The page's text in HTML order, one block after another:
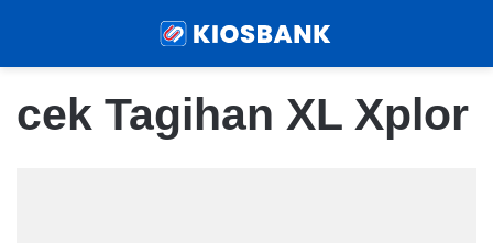
cek Tagihan XL Xplor